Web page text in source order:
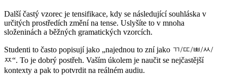
Další častý vzorec je tensifikace, kdy se následující souhláska v
určitých prostředích změní na tense. Uslyšíte to v mnoha
složeninách a běžných gramatických vzorcích.
Studenti to často popisují jako „najednou to zní jako ㄲ/ㄸ/ㅃ/ㅆ/
ㅉ“. To je dobrý postřeh. Vaším úkolem je naučit se nejčastější
kontexty a pak to potvrdit na reálném audiu.